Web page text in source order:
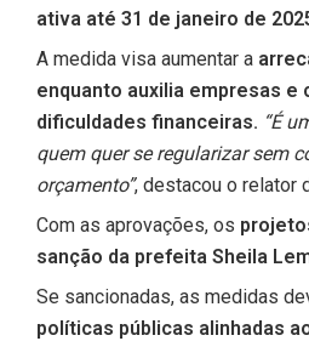
ativa até 31 de janeiro de
A medida visa aumentar a
enquanto auxilia empresas e
dificuldades financeiras. “É
quem quer se regularizar sem
orçamento”, destacou o relator
Com as aprovações, os
sanção da prefeita Sheila
Se sancionadas, as medidas
políticas públicas alinhadas